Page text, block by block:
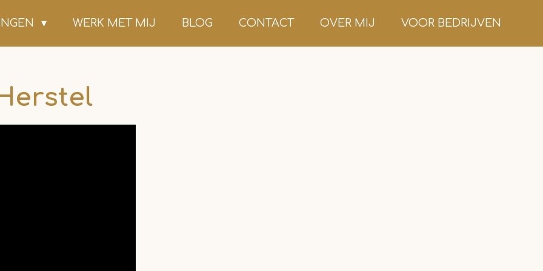
WERK MET MIJ BLOG CONTACT OVER MIJ VOOR BEDRIJVEN